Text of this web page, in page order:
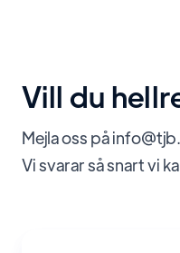
Vill du
Mejla oss på
Vi svarar så snart vi